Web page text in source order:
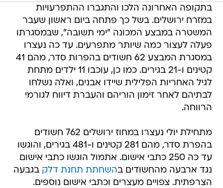
בתקופה האחרונה הלכו והתגברו ההתפרעויות
במזרח ירושלים. בשל כך פתחה ביום ראשון שעבר
המשטרה במבצע המכונה "ימי תשובה", שבמסגרתו
פעלה לעצור כמה שיותר מתפרעים. עד כה נעצרו
במסגרת המבצע 62 חשודים בהפרות סדר, מהם 41
קטינים ו-21 בגירים. כמו כן, עוכבו 11 ילדים מתחת
לגיל האחריות הפלילית שיידו אבנים, ואלה נשלחו
לבתיהם לאחר זימון הוריהם והעברת דיווח לגורמי
הרווחה.
מתחילת יולי נעצרו במחוז ירושלים 762 חשודים
בהפרת סדר, מהם 281 קטינים ו-481 בגירים, והוגשו
עד כה 250 כתבי אישום. אתמול הוגשו כתבי אישום
נגד ארבעה מהחשודים בהשחתת תחנת דלק בגבעה
הצרפתית. צפויים מעצרים וכתבי אישום נוספים.